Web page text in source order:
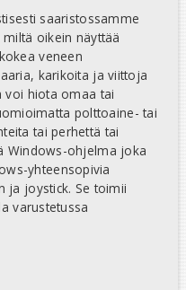
saaristossamme
oikein näyttää
veneen
karikoita ja viittoja
voi hiota omaa tai
polttoaine- tai
tai perhettä tai
Windows-ohjelma joka
yhteensopivia
ja joystick. Se toimii
varustetussa